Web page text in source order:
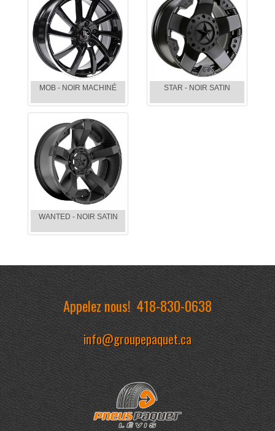
MOB - NOIR MACHINÉ STAR - NOIR SATIN
WANTED - NOIR SATIN
Appelez nous!418-830-0638
info@groupepaquet.ca